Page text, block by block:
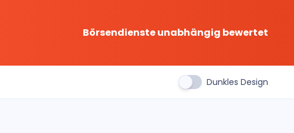
Börsendienste unabhängig bewertet
Dunkles Design